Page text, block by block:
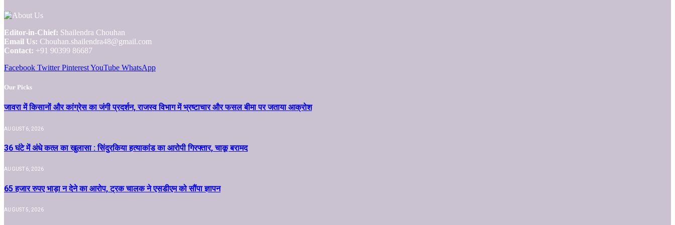
Editor-in-Chief: Shailendra Chouhan
Email Us: Chouhan.shailendra48@gmail.com
Contact: +91 90399 86687
Facebook Twitter PinterestYouTube WhatsApp
Our Picks
जावरा में किसानों और कांग्रेस का जंगी प्रदर्शन, राजस्व विभाग में भ्रष्टाचार और फसल बीमा पर जताया आक्रोश
AUGUST 6, 2026
36 घंटे में अंधे कत्ल का खुलासा : सिंदुरकिया हत्याकांड का आरोपी गिरफ्तार, चाकू बरामद
AUGUST 6, 2026
65 हजार रुपए भाड़ा न देने का आरोप, ट्रक चालक ने एसडीएम को सौंपा ज्ञापन
AUGUST 5, 2026